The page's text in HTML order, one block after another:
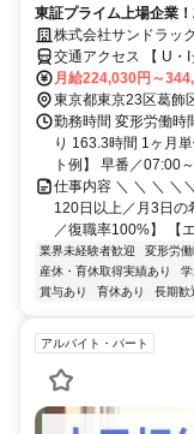
東証プライム上場企業
マなし／年収例32歳
インの仕事
株式会社サンドラッ
交通アクセス 【 U・I
伴う転勤はありませ
月給224,030円～
東京都東京23区葛飾
勤務時間 変形労働時
り 163.3時間 1ヶ月
ト例】 早番／07:00
仕事内容 ＼ ＼ ＼ ＼
120日以上／月3日の
／復職率100%】 【
業界未経験者歓迎 変形労働
産休・育休取得実績あり
賞与あり
育休あり 長期歓
アルバイト・パート